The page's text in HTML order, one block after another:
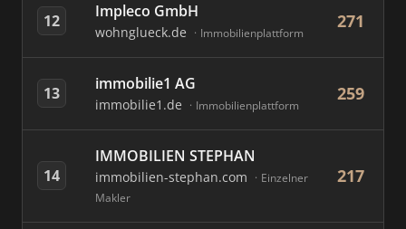
12 Impleco GmbH
wohnglueck.de Immobilienplattform
271
13 immobilie1 AG
immobilie1.de Immobilienplattform
259
14
IMMOBILIEN STEPHAN
immobilien-stephan.com
Einzelner
Makler
217